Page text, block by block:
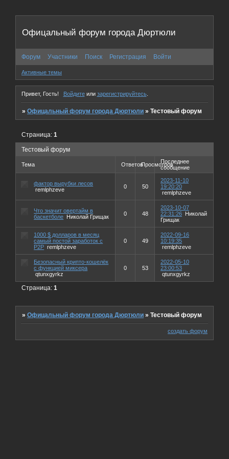
Офицальный форум города Дюртюли
Форум Участники Поиск Регистрация Войти
Активные темы
Привет, Гость! Войдитеили зарегистрируйтесь.
»Офицальный форум города Дюртюли »Тестовый форум
Тестовый форум
Страница:1
Тема ОтветовПросмотровПоследнее
сообщение
фактор вырубки лесов
remlphzeve
0 50
2023-11-10
19:20:20
remlphzeve
Что значит овертайм в
баскетболе
Николай Грищак 0 48
2023-10-07
22:31:26
Николай
Грищак
1000 $ долларов в месяц
самый постой заработок с
P2P remlphzeve
0 49
2022-09-16
10:19:35
remlphzeve
Безопасный крипто-кошелёк
с функцией миксера
qtunxgyrkz
0 53
2022-05-10
23:00:53
qtunxgyrkz
Страница:1
»Офицальный форум города Дюртюли »Тестовый форум
создать форум